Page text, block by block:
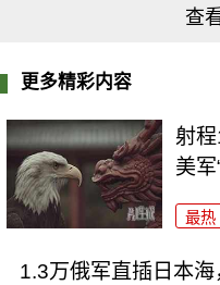
查
更多精彩内容
射
美军
最热
1.3万俄军直插日本